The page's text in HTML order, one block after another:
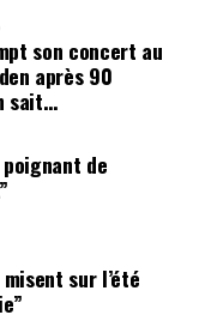
son concert au
après 90
sait…
de
sur l’été